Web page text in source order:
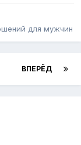
для мужчин
ВПЕРЁД